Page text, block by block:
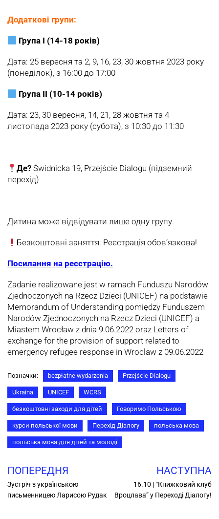
Додаткові групи:
Група I (14-18 років)
Дата: 25 вересня та 2, 9, 16, 23, 30 жовтня 2023 року
(понеділок), з 16:00 до 17:00
Група II (10-14 років)
Дата: 23, 30 вересня, 14, 21, 28 жовтня та 4
листопада 2023 року (субота), з 10:30 до 11:30
Де?Świdnicka 19, Przejście Dialogu (підземний
перехід)
Дитина може відвідувати лише одну групу.
Безкоштовні заняття. Реєстрація обов’язкова!
Посилання на реєстрацію.
Zadanie realizowane jest w ramach Funduszu Narodów
Zjednoczonych na Rzecz Dzieci (UNICEF) na podstawie
Memorandum of Understanding pomiędzy Funduszem
Narodów Zjednoczonych na Rzecz Dzieci (UNICEF) a
Miastem Wrocław z dnia 9.06.2022 oraz Letters of
exchange for the provision of support related to
emergency refugee response in Wroclaw z 09.06.2022
Позначки: bezpłatne wydarzenia Przejście Dialogu
Ukraina UNICEF WCRS
безкоштовні заходи для дітей Говоримо Польською
курси польської мови Перехід Діалогу польська мова
польська мова для дітей та молоді
ПОПЕРЕДНЯ
Зустріч з українською
письменницею Ларисою Рудак
НАСТУПНА
16.10 | “Книжковий клуб
Вроцлава” у Переході Діалогу!